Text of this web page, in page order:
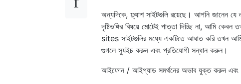
অন্যদিকে, ফ্ল্যাশ সাইটগুলি রয়েছে। আপনি জানেন
দৃষ্টিভঙ্গির বিষয়ে মোটেই পাত্তা দিচ্ছি না, আমি
sites সাইটগুলির মধ্যে একটিতে আঘাত করি তখন আমি
গুগলে স্যুইচ করুন এবং প্রতিযোগী সন্ধান করুন।
আইফোন / আইপ্যাড সমর্থনের অভাব যুক্ত করুন এবং